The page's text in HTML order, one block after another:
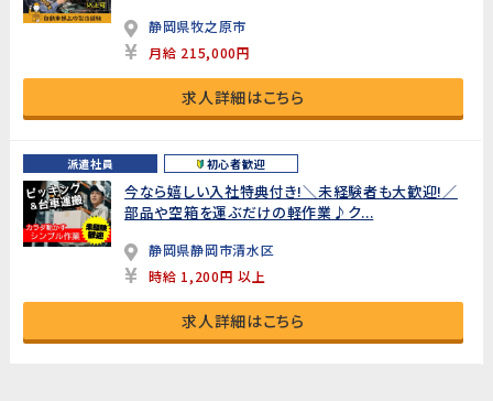
静岡県牧之原市
月給 215,000円
求人詳細はこちら
派遣社員 初心者歓迎
今なら嬉しい入社特典付き!＼未経験者も大歓迎!／
部品や空箱を運ぶだけの軽作業♪ク...
静岡県静岡市清水区
時給 1,200円 以上
求人詳細はこちら